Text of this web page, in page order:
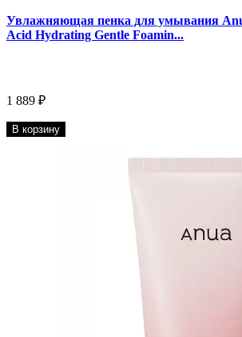
Увлажняющая пенка для умывания
Acid Hydrating Gentle Foamin...
1 889 ₽
В корзину